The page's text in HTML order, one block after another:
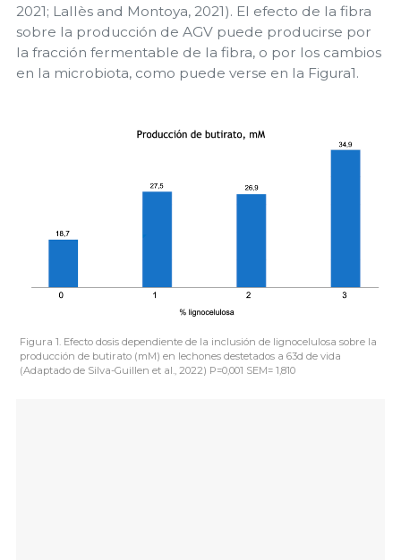
2021; Lallès and Montoya, 2021). El efecto de la fibra
sobre la producción de AGV puede producirse por
la fracción fermentable de la fibra, o por los cambios
en la microbiota, como puede verse en la Figura1.
Figura 1. Efecto dosis dependiente de la inclusión de lignocelulosa sobre la
producción de butirato (mM) en lechones destetados a 63d de vida
(Adaptado de Silva-Guillen et al., 2022) P=0,001 SEM= 1,810